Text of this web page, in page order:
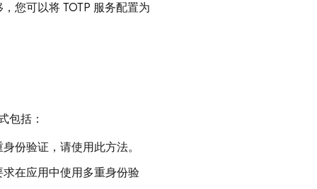
您可以将 TOTP 服务配置为
包括：
份验证，请使用此方法。
在应用中使用多重身份验